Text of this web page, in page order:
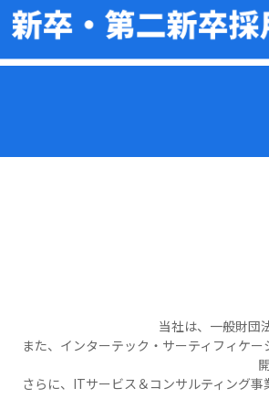
当社は、一般財団
また、インターテック・サーティフィケ
さらに、ITサービス＆コンサルティング